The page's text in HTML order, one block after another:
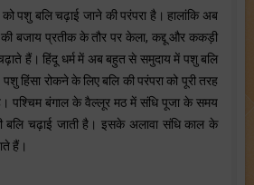
को पशु बलि चढ़ाई जाने की परंपरा है। हालांकि अब
बजाय प्रतीक के तौर पर केला, कद्दू और ककड़ी
हैं। हिंदू धर्म में अब बहुत से समुदाय में पशु बलि
पशु हिंसा रोकने के लिए बलि की परंपरा को पूरी तरह
पश्चिम बंगाल के वैल्लूर मठ में संधि पूजा के समय
चढ़ाई जाती है। इसके अलावा संधि काल के
हैं।